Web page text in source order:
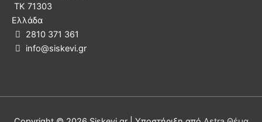
ΤΚ 71303
Ελλάδα
 2810 371 361
 info@siskevi.gr